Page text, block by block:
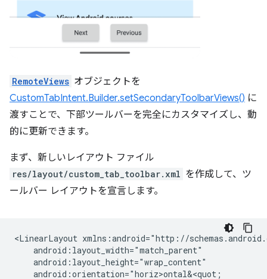
RemoteViews オブジェクトを
CustomTabIntent.Builder.setSecondaryToolbarViews() に
渡すことで、下部ツールバーを完全にカスタマイズし、動
的に更新できます。
まず、新しいレイアウト ファイル
res/layout/custom_tab_toolbar.xml を作成して、ツ
ールバー レイアウトを宣言します。
<LinearLayout